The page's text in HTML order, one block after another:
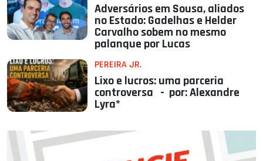
Adversários em Sousa, aliados
no Estado: Gadelhas e Helder
Carvalho sobem no mesmo
palanque por Lucas
PEREIRA JR.
Lixo e lucros: uma parceria
controversa - por: Alexandre
Lyra*